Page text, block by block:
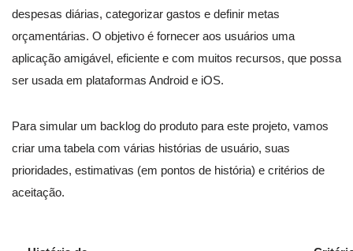
despesas diárias, categorizar gastos e definir metas
orçamentárias. O objetivo é fornecer aos usuários uma
aplicação amigável, eficiente e com muitos recursos, que possa
ser usada em plataformas Android e iOS.
Para simular um backlog do produto para este projeto, vamos
criar uma tabela com várias histórias de usuário, suas
prioridades, estimativas (em pontos de história) e critérios de
aceitação.